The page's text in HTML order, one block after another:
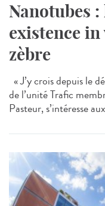
Nanotubes
existence
zèbre
« J’y crois depuis le
de l’unité Trafic
Pasteur, s’intéresse